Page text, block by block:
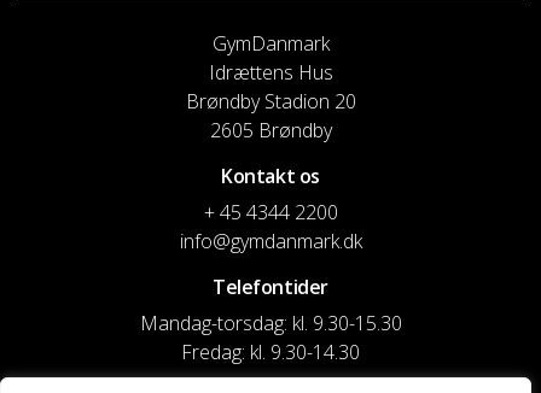
GymDanmark
Idrættens Hus
Brøndby Stadion 20
2605 Brøndby
Kontakt os
+ 45 4344 2200
info@gymdanmark.dk
Telefontider
Mandag-torsdag: kl. 9.30-15.30
Fredag: kl. 9.30-14.30